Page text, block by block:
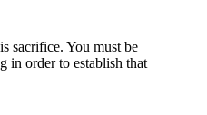
sacrifice. You must be
in order to establish that